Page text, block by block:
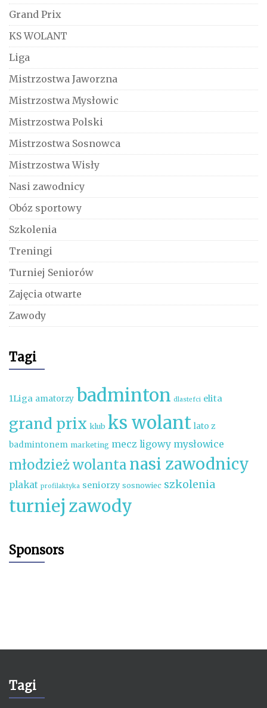
Grand Prix
KS WOLANT
Liga
Mistrzostwa Jaworzna
Mistrzostwa Mysłowic
Mistrzostwa Polski
Mistrzostwa Sosnowca
Mistrzostwa Wisły
Nasi zawodnicy
Obóz sportowy
Szkolenia
Treningi
Turniej Seniorów
Zajęcia otwarte
Zawody
Tagi
1Liga amatorzy badminton dlastefci elita
grand prix klub ks wolant lato z
badmintonem marketing mecz ligowy mysłowice
młodzież wolanta nasi zawodnicy
plakat profilaktyka seniorzy sosnowiec szkolenia
turniej zawody
Sponsors
Tagi